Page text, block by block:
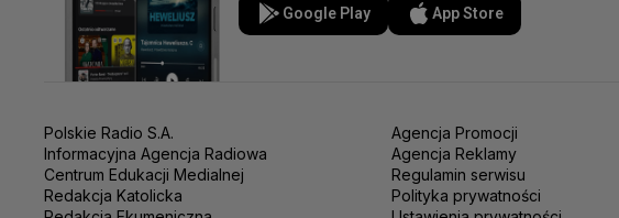
Google Play App Store
Polskie Radio S.A.
Informacyjna Agencja Radiowa
Centrum Edukacji Medialnej
Redakcja Katolicka
Agencja Promocji
Agencja Reklamy
Regulamin serwisu
Polityka prywatności